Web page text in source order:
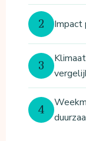
2 Impact
3
4